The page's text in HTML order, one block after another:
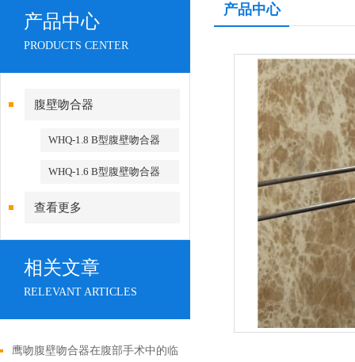
产品中心
PRODUCTS CENTER
腹壁吻合器
WHQ-1.8 B型腹壁吻合器
WHQ-1.6 B型腹壁吻合器
查看更多
相关文章
RELEVANT ARTICLES
鹰吻腹壁吻合器在腹部手术中的临
产品中心